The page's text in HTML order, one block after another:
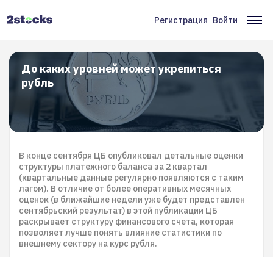
Меню
учётной
записи
пользователя
Регистрация Войти
До каких уровней может укрепиться
рубль
В конце сентября ЦБ опубликовал детальные оценки
структуры платежного баланса за 2 квартал
(квартальные данные регулярно появляются с таким
лагом). В отличие от более оперативных месячных
оценок (в ближайшие недели уже будет представлен
сентябрьский результат) в этой публикации ЦБ
раскрывает структуру финансового счета, которая
позволяет лучше понять влияние статистики по
внешнему сектору на курс рубля.